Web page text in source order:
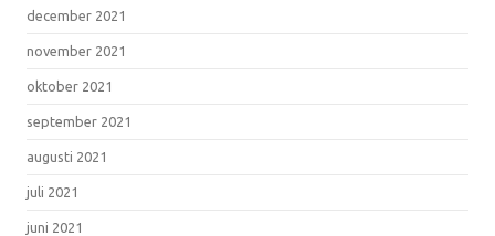
december 2021
november 2021
oktober 2021
september 2021
augusti 2021
juli 2021
juni 2021